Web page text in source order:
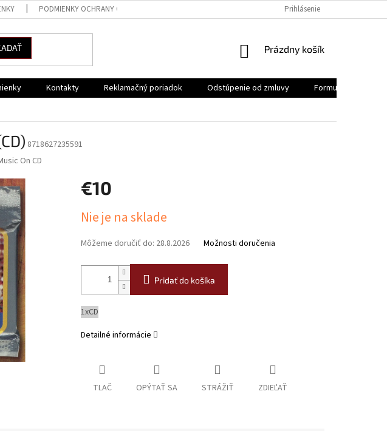
PODMIENKY OCHRANY OSOBNÝCH ÚDAJOV REKLAMAČNÝ PORIADOK FORMULÁR NA
Prihlásenie
NÁKUPNÝ
Prázdny košík
Kontakty Reklamačný poriadok Odstúpenie od zmluvy
Formulár na
8718627235591
On CD
€10
cena:
Nie je na sklade
Môžeme doručiť do: 28.8.2026 Možnosti doručenia
Pridať do košíka
1xCD
Detailné informácie
TLAČ OPÝTAŤ SA STRÁŽIŤ ZDIEĽAŤ